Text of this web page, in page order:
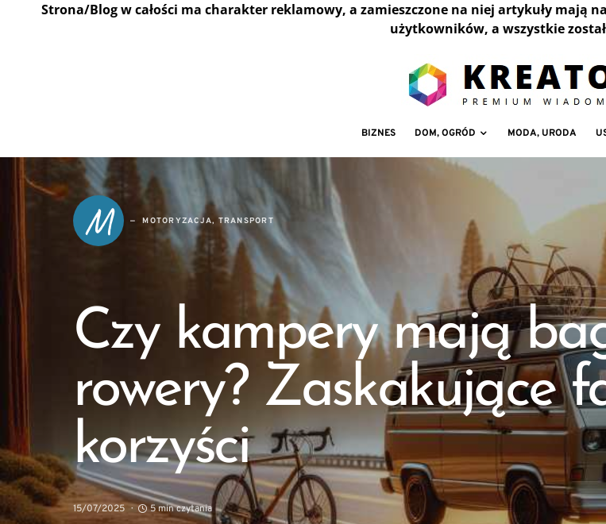
Strona/Blog w całości ma charakter reklamowy, a zamieszczone na niej artykuły mają
użytkowników, a wszystkie
BIZNES DOM, OGRÓD MODA, URODA
M MOTORYZACJA, TRANSPORT
Czy kampery mają
rowery? Zaskakujące
korzyści
15/07/2025 5 min czytania